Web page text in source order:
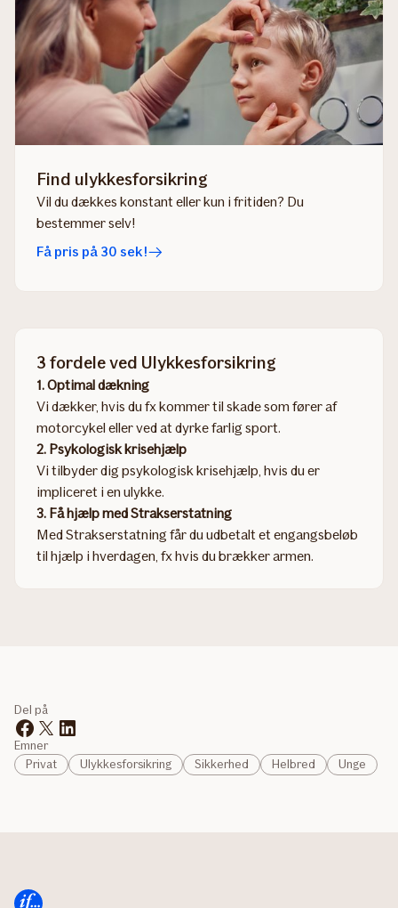
Find ulykkesforsikring
Vil du dækkes konstant eller kun i fritiden? Du
bestemmer selv!
Få pris på 30 sek!
3 fordele ved Ulykkesforsikring
1. Optimal dækning
Vi dækker, hvis du fx kommer til skade som fører af
motorcykel eller ved at dyrke farlig sport.​​​
2. Psykologisk krisehjælp
Vi tilbyder dig psykologisk krisehjælp, hvis du er
impliceret i en ulykke.​​
3. Få hjælp med Strakserstatning
Med Strakserstatning får du udbetalt et engangsbeløb
til hjælp i hverdagen, fx hvis du brækker armen.
Del på
Emner
Privat
Ulykkesforsikring Sikkerhed Helbred Unge